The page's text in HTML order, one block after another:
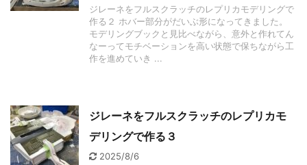
ジレーネをフルスクラッチのレプリカモデリングで
作る２ ホバー部分がだいぶ形になってきました。
モデリングブックと見比べながら、意外と作れてん
なーってモチベーションを高い状態で保ちながら工
作を進めていき ...
ジレーネをフルスクラッチのレプリカモ
デリングで作る３
2025/8/6